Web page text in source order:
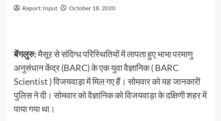
Report: Input October 18, 2020
बेंगलुरु:मैसूर से संदिग्ध परिस्थितियों में लापता हुए भाभा परमाणु
अनुसंधान केंद्र (BARC) के एक युवा वैज्ञानिक ( BARC
Scientist ) विजयवाड़ा में मिल गए हैं। सोमवार को यह जानकारी
पुलिस ने दी। सोमवार को वैज्ञानिक को विजयवाड़ा के दक्षिणी शहर में
पाया गया था।